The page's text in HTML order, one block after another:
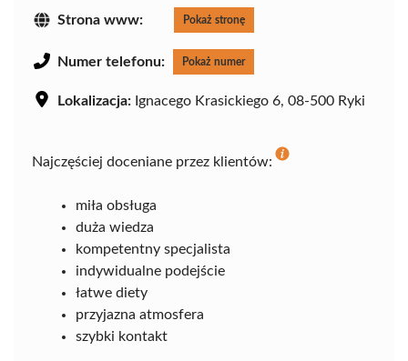
Strona www: Pokaż stronę
Numer telefonu: Pokaż numer
Lokalizacja: Ignacego Krasickiego 6, 08-500 Ryki
Najczęściej doceniane przez klientów:
miła obsługa
duża wiedza
kompetentny specjalista
indywidualne podejście
łatwe diety
przyjazna atmosfera
szybki kontakt